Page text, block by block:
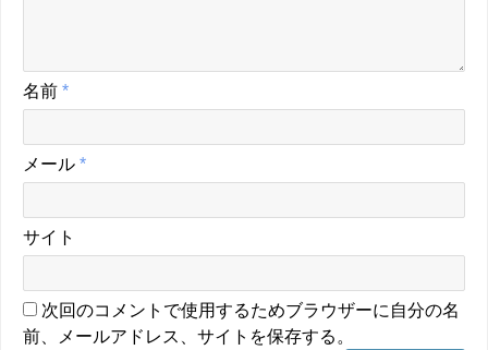
名前 *
メール *
サイト
次回のコメントで使用するためブラウザーに自分の名
前、メールアドレス、サイトを保存する。